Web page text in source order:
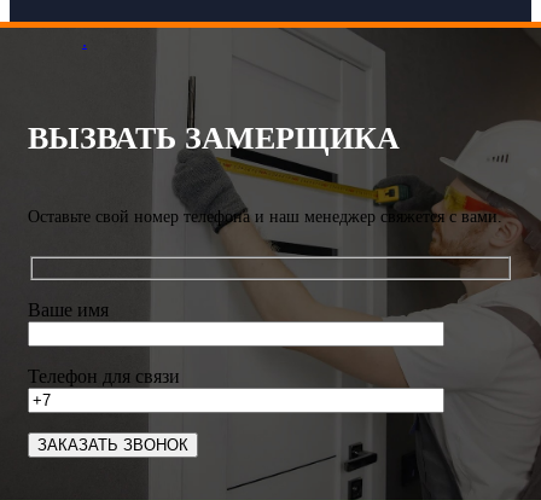
.
ВЫЗВАТЬ ЗАМЕРЩИКА
Оставьте свой номер телефона и наш менеджер свяжется с вами.
Ваше имя
Телефон для связи